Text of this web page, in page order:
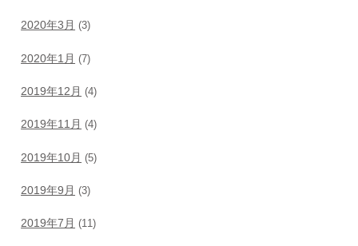
2020年3月 (3)
2020年1月 (7)
2019年12月 (4)
2019年11月 (4)
2019年10月 (5)
2019年9月 (3)
2019年7月 (11)